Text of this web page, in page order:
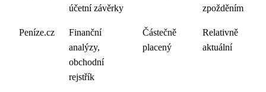
účetní závěrky
zpožděním
Peníze.cz
Finanční
analýzy,
obchodní
rejstřík
Částečně
placený
Relativně
aktuální